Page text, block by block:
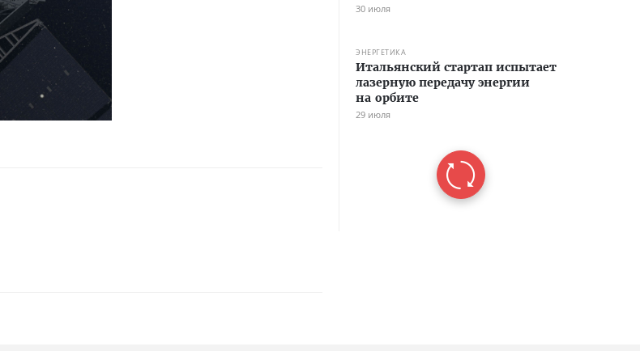
30 июля
ЭНЕРГЕТИКА
Итальянский стартап испытает
лазерную передачу энергии
на орбите
29 июля